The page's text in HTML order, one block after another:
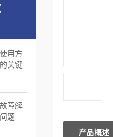
产品概述
用方
关键
障解
题